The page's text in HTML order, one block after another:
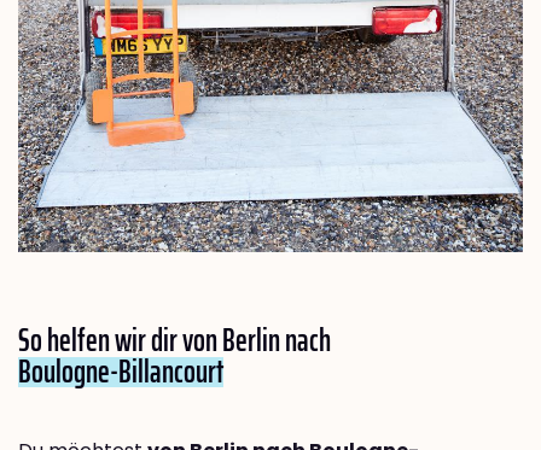
So helfen wir dir von Berlin nach
Boulogne-Billancourt